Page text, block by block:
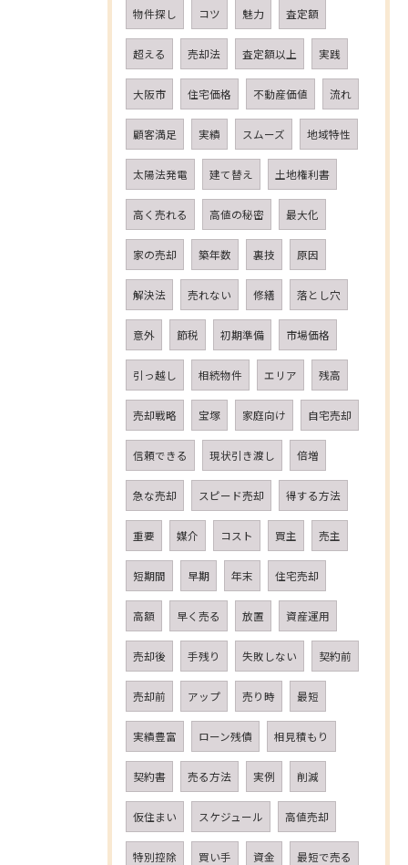
物件探し コツ 魅力 査定額
超える 売却法 査定額以上 実践
大阪市 住宅価格 不動産価値 流れ
顧客満足 実績 スムーズ 地域特性
太陽法発電 建て替え 土地権利書
高く売れる 高値の秘密 最大化
家の売却 築年数 裏技 原因
解決法 売れない 修繕 落とし穴
意外 節税 初期準備 市場価格
引っ越し 相続物件 エリア 残高
売却戦略 宝塚 家庭向け 自宅売却
信頼できる 現状引き渡し 倍増
急な売却 スピード売却 得する方法
重要 媒介 コスト 買主 売主
短期間 早期 年末 住宅売却
高額 早く売る 放置 資産運用
売却後 手残り 失敗しない 契約前
売却前 アップ 売り時 最短
実績豊富 ローン残債 相見積もり
契約書 売る方法 実例 削減
仮住まい スケジュール 高値売却
特別控除 買い手 資金 最短で売る